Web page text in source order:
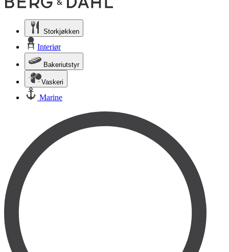
Storkjøkken
Interiør
Bakeriutstyr
Vaskeri
Marine